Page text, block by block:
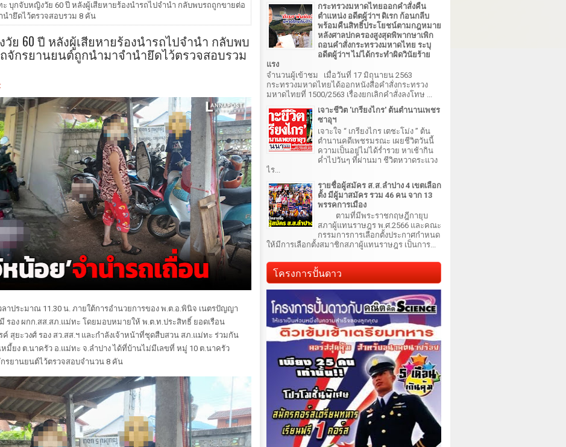
บุกจับหญิงวัย 60 ปี หลังผู้เสียหายร้องนำรถไปจำนำ กลับพบรถถูกขายต่อ
ำยึดไว้ตรวจสอบรวม 8 คัน
ย 60 ปี หลังผู้เสียหายร้องนำรถไปจำนำ กลับพบ
จักรยานยนต์ถูกนำมาจำนำยึดไว้ตรวจสอบรวม
าประมาณ 11.30 น. ภายใต้การอำนวยการของ พ.ต.อ.พินิจ เนตรปัญญา
รอง ผกก.สส.สภ.แม่ทะ โดยมอบหมายให้ พ.ต.ท.ประสิทธิ์ ยอดเรือน
สุยะวงศ์ รอง สว.สส.ฯ และกำลังเจ้าหน้าที่ชุดสืบสวน สภ.แม่ทะ ร่วมกัน
มี้ยง ต.นาครัว อ.แม่ทะ จ.ลำปาง ได้ที่บ้านไม่มีเลขที่ หมู่ 10 ต.นาครัว
รยานยนต์ไว้ตรวจสอบจำนวน 8 คัน
กระทรวงมหาดไทยออกคำสั่งคืน
ตำแหน่ง อดีตผู้ว่าฯ ดิเรก ก้อนกลีบ
พร้อมคืนสิทธิ์ประโยชน์ตามกฎหมาย
หลังศาลปกครองสูงสุดพิพากษาเพิก
ถอนคำสั่งกระทรวงมหาดไทย ระบุ
อดีตผู้ว่าฯ ไม่ได้กระทำผิดวินัยร้าย
แรง
จำนวนผู้เข้าชม เมื่อวันที่ 17 มิถุนายน 2563
กระทรวงมหาดไทยได้ออกหนังสือคำสั่งกระทรวง
มหาดไทยที่ 1500/2563 เรื่องยกเลิกคำสั่งลงโทษ ...
เจาะชีวิต 'เกรียงไกร' ต้นตำนานเพชร
ซาอุฯ
เจาะใจ “ เกรียงไกร เตชะโม่ง ” ต้น
ตำนานคดีเพชรมรณะ เผยชีวิตวันนี้
ความเป็นอยู่ไม่ได้ร่ำรวย หาเช้ากิน
ค่ำไปวันๆ ที่ผ่านมา ชีวิตหวาดระแวง
ไร...
รายชื่อผู้สมัคร ส.ส.ลำปาง 4 เขตเลือก
ตั้ง มีผู้มาสมัคร รวม 46 คน จาก 13
พรรคการเมือง
ตามที่มีพระราชกฤษฎีกายุบ
สภาผู้แทนราษฎร พ.ศ.2566 และคณะ
กรรมการการเลือกตั้งประกาศกำหนด
ให้มีการเลือกตั้งสมาชิกสภาผู้แทนราษฎร เป็นการ...
โครงการปั้นดาว